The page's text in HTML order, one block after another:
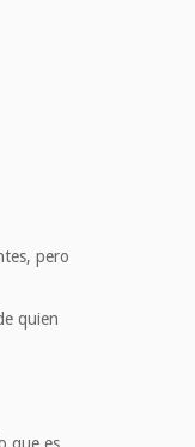
pero
quien
que es